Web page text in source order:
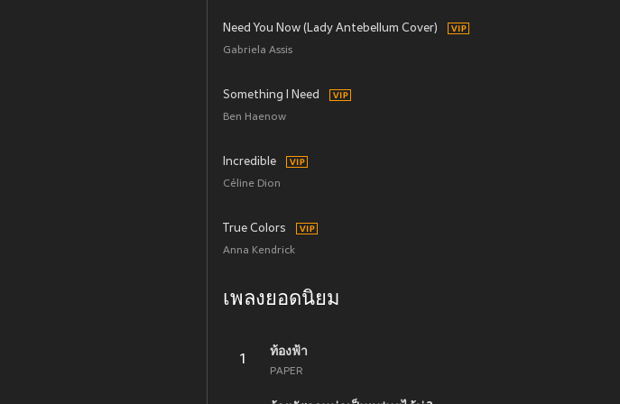
Need You Now (Lady Antebellum Cover)
Gabriela Assis
Something I Need
Ben Haenow
Incredible
Céline Dion
True Colors
Anna Kendrick
เพลงยอดนิยม
1
ท้องฟ้า
PAPER